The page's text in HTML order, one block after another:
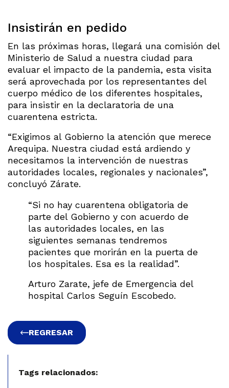
Insistirán en pedido
En las próximas horas, llegará una comisión del
Ministerio de Salud a nuestra ciudad para
evaluar el impacto de la pandemia, esta visita
será aprovechada por los representantes del
cuerpo médico de los diferentes hospitales,
para insistir en la declaratoria de una
cuarentena estricta.
“Exigimos al Gobierno la atención que merece
Arequipa. Nuestra ciudad está ardiendo y
necesitamos la intervención de nuestras
autoridades locales, regionales y nacionales”,
concluyó Zárate.
“Si no hay cuarentena obligatoria de
parte del Gobierno y con acuerdo de
las autoridades locales, en las
siguientes semanas tendremos
pacientes que morirán en la puerta de
los hospitales. Esa es la realidad”.
Arturo Zarate, jefe de Emergencia del
hospital Carlos Seguín Escobedo.
REGRESAR
Tags relacionados: